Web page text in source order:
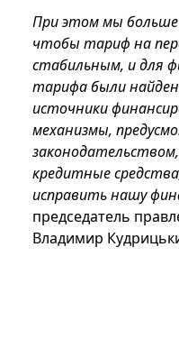
При этом мы больше
чтобы тариф на
стабильным, и для
тарифа были
источники
механизмы,
кредитные
исправить нашу
председатель
Владимир